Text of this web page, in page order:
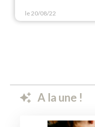
le 20/08/22
A la une !